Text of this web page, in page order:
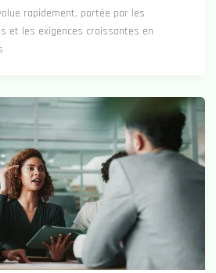
rapidement, portée par les
et les exigences croissantes en